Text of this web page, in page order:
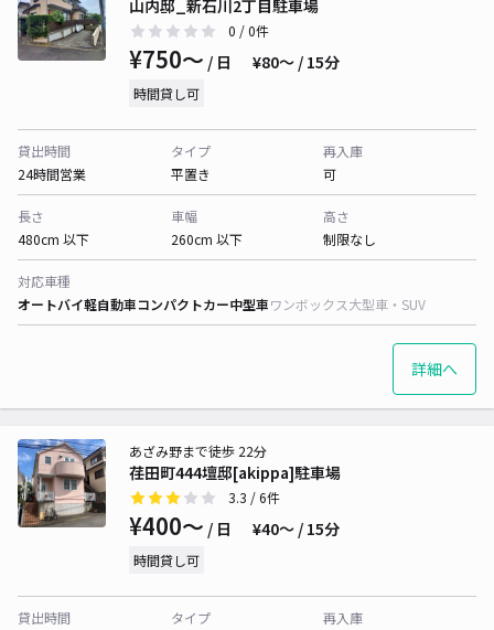
山内邸_新石川2丁目駐車場
0 / 0件
¥750〜 / 日 ¥80〜 / 15分
時間貸し可
貸出時間
24時間営業
タイプ
平置き
再入庫
可
長さ
480cm 以下
車幅
260cm 以下
高さ
制限なし
対応車種
オートバイ軽自動車コンパクトカー中型車ワンボックス大型車・SUV
詳細へ
荏田町444壇邸[akippa]駐車場
あざみ野まで徒歩 22分
3.3 / 6件
¥400〜 / 日 ¥40〜 / 15分
時間貸し可
貸出時間
タイプ
再入庫